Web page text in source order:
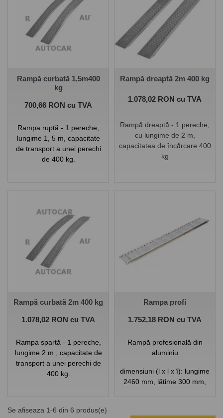
Rampă curbată 1,5m400
kg
Pret
700,66 RON cu TVA
Rampa ruptă - 1 pereche,
lungime 1, 5 m, capacitate
de transport a unei perechi
de 400 kg.
Rampă dreaptă 2m 400 kg
Pret
1.078,02 RON cu TVA
Rampă dreaptă - 1 pereche
cu lungime de 2 m
capacitatea de încărcare 400
kg
Rampă curbată 2m 400 kg
Pret
1.078,02 RON cu TVA
Rampa spartă - 1 pereche,
lungime 2 m , capacitate de
transport a unei perechi de
400 kg.
Rampa profi
Pret
1.752,18 RON cu TVA
Rampă profesională din
aluminiu
dimensiuni (l x l x î): lungime
2460 mm, lățime 300 mm,
Se afiseaza 1-6 din 6 produs(e)